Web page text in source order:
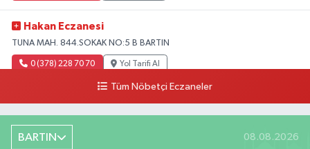
Hakan Eczanesi
TUNA MAH. 844.SOKAK NO:5 B BARTIN
0 (378) 228 70 70 Yol Tarifi Al
Tüm Nöbetçi Eczaneler
BARTIN 08.08.2026